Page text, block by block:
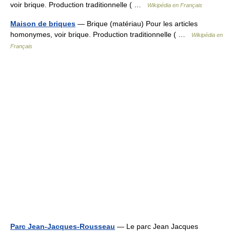
voir brique. Production traditionnelle ( …
Wikipédia en Français
Maison de briques — Brique (matériau) Pour les articles
homonymes, voir brique. Production traditionnelle ( …
Wikipédia en
Français
Parc Jean-Jacques-Rousseau — Le parc Jean Jacques